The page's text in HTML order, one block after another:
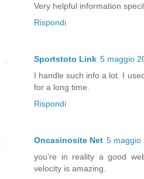
Very helpful information
Rispondi
Sportstoto Link 5 maggio
I handle such info a lot. I
for a long time.
Rispondi
Oncasinosite Net 5 maggio
you’re in reality a good
velocity is amazing.